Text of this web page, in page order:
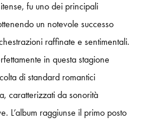
fu uno dei principali
un notevole successo
raffinate e sentimentali.
in questa stagione
di standard romantici
caratterizzati da sonorità
L’album raggiunse il primo posto